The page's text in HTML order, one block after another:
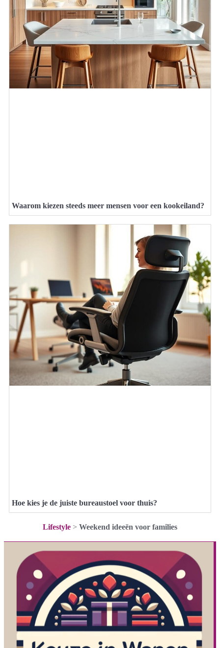
Waarom kiezen steeds meer mensen voor een kookeiland?
Hoe kies je de juiste bureaustoel voor thuis?
Lifestyle > Weekend ideeën voor families